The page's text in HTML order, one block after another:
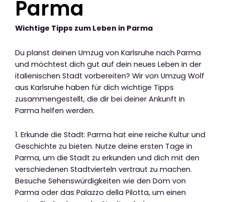
Parma
Wichtige Tipps zum Leben in Parma
Du planst deinen Umzug von Karlsruhe nach Parma
und möchtest dich gut auf dein neues Leben in der
italienischen Stadt vorbereiten? Wir von Umzug Wolf
aus Karlsruhe haben für dich wichtige Tipps
zusammengestellt, die dir bei deiner Ankunft in
Parma helfen werden.
1. Erkunde die Stadt: Parma hat eine reiche Kultur und
Geschichte zu bieten. Nutze deine ersten Tage in
Parma, um die Stadt zu erkunden und dich mit den
verschiedenen Stadtvierteln vertraut zu machen.
Besuche Sehenswürdigkeiten wie den Dom von
Parma oder das Palazzo della Pilotta, um einen